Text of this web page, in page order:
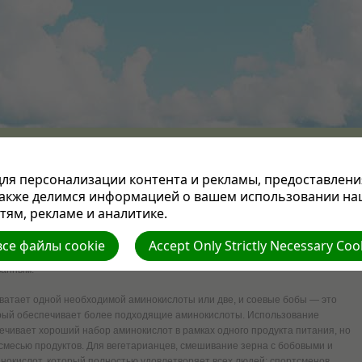
и варьируются от целой, вареной сои до сои с высокой
широко популяризировались, особенно адвентистами, которые
Аминокислоты, строительные блоки белков, встречаются в большинстве
вегетарианцев, вероятно, является однообразие диеты, если белок не
одной необходимой аминокислоты или две, и соевые бобы — это
обеспечивает более подходящие аминокислоты. Использование
хороший набор аминокислот в рамках одного продукта питания, но
продуктов. Для вегетарианцев, смешивание зерна с бобовыми и
персонализации контента и рекламы,
делимся информацией о вашем использовании
рекламе и аналитике.
Accept Only Strictly Necessary
файлы cookie